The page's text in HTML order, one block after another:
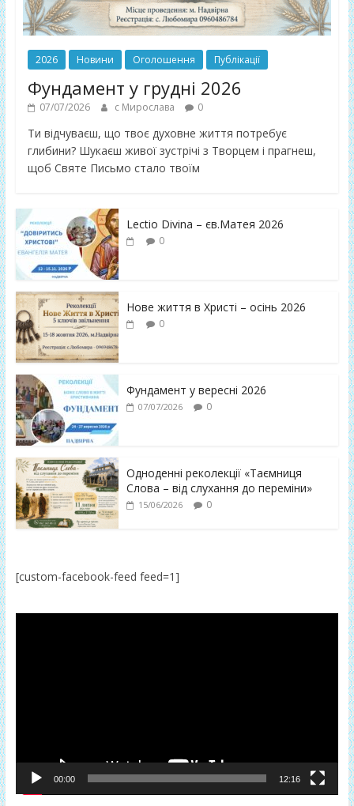
2026 Новини Оголошення Публікації
Фундамент у грудні 2026
07/07/2026 с Мирослава 0
Ти відчуваєш, що твоє духовне життя потребує
глибини? Шукаєш живої зустрічі з Творцем і прагнеш,
щоб Святе Письмо стало твоїм
Lectio Divina – єв.Матея 2026
0
Нове життя в Христі – осінь 2026
0
Фундамент у вересні 2026
07/07/2026 0
Одноденні реколекції «Таємниця
Слова – від слухання до переміни»
15/06/2026 0
[custom-facebook-feed feed=1]
00:00 12:16